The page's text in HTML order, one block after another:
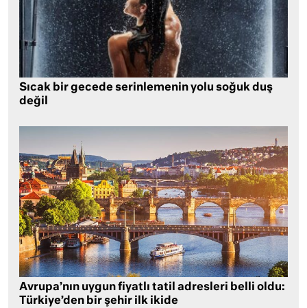
Sıcak bir gecede serinlemenin yolu soğuk duş
değil
Avrupa’nın uygun fiyatlı tatil adresleri belli oldu:
Türkiye’den bir şehir ilk ikide